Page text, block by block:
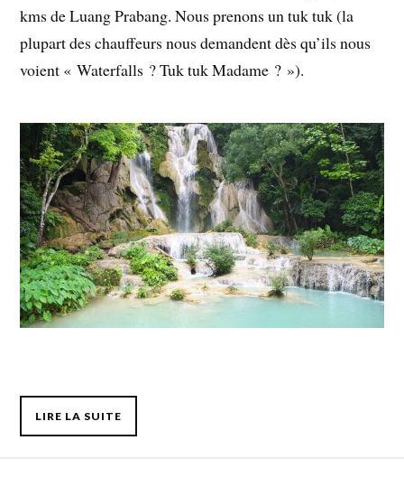
kms de Luang Prabang. Nous prenons un tuk tuk (la
plupart des chauffeurs nous demandent dès qu’ils nous
voient « Waterfalls ? Tuk tuk Madame ? »).
LIRE LA SUITE